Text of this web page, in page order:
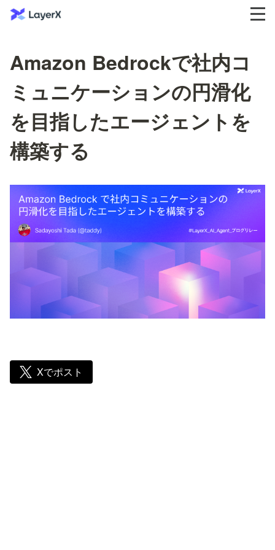
Amazon Bedrockで社内コ
ミュニケーションの円滑化
を目指したエージェントを
構築する
Xでポスト